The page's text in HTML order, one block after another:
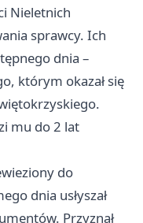
Nieletnich
sprawcy. Ich
dnia –
którym okazał się
mu do 2 lat
do
dnia usłyszał
Przyznał